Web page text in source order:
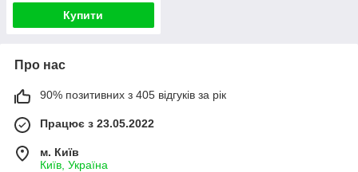
Купити
Про нас
90% позитивних з 405 відгуків за рік
Працює з 23.05.2022
м. Київ
Київ, Україна